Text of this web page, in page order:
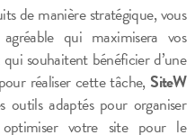
de manière stratégique, vous
qui maximisera vos
souhaitent bénéficier d’une
réaliser cette tâche, SiteW
adaptés pour organiser
votre site pour le